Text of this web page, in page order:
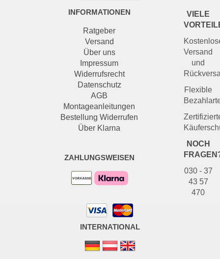
VIELE
Versand
und
Flexible
NOCH
030 - 37
43 57
470
INFORMATIONEN
Ratgeber
Versand
Über uns
Impressum
Widerrufsrecht
Datenschutz
AGB
Montageanleitungen
Bestellung Widerrufen
Über Klarna
ZAHLUNGSWEISEN
INTERNATIONAL